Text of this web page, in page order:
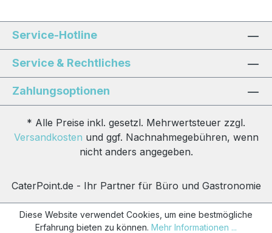
Service-Hotline
Service & Rechtliches
Zahlungsoptionen
* Alle Preise inkl. gesetzl. Mehrwertsteuer zzgl.
Versandkosten und ggf. Nachnahmegebühren, wenn
nicht anders angegeben.
CaterPoint.de - Ihr Partner für Büro und Gastronomie
Diese Website verwendet Cookies, um eine bestmögliche
Erfahrung bieten zu können. Mehr Informationen ...